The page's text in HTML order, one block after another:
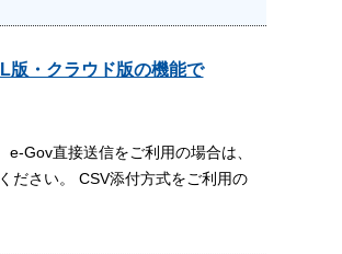
版・クラウド版の機能で
Gov直接送信をご利用の場合は、
ださい。 CSV添付方式をご利用の